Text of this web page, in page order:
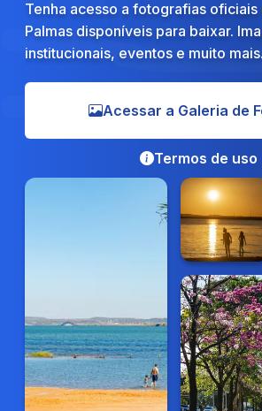
Tenha acesso a fotografias oficiais
Palmas disponíveis para baixar.
institucionais, eventos e muito mais.
Termos de uso
Acessar a Galeria de